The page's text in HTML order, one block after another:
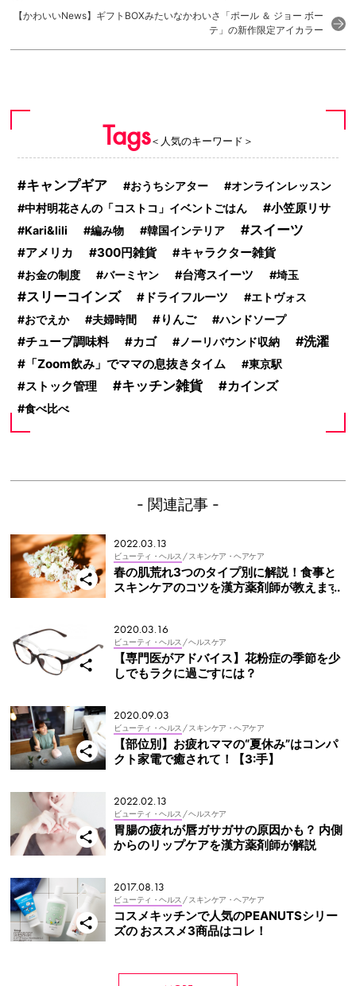
【かわいいNews】ギフトBOXみたいなかわいさ「ポール ＆ ジョー ボー
テ」の新作限定アイカラー
Tags＜人気のキーワード＞
キャンプギア おうちシアター
オンラインレッスン
中村明花さんの「コストコ」イベントごはん
小笠原リサ
Kari&lili 編み物 韓国インテリア スイーツ
アメリカ 300円雑貨 キャラクター雑貨
お金の制度 バーミヤン 台湾スイーツ 埼玉
スリーコインズ ドライフルーツ
エトヴォス
おでえか
夫婦時間 りんご ハンドソープ
チューブ調味料 カゴ ノーリバウンド収納 洗濯
「Zoom飲み」でママの息抜きタイム 東京駅
ストック管理 キッチン雑貨 カインズ
食べ比べ
- 関連記事 -
2022.03.13
ビューティ・ヘルス / スキンケア・ヘアケア
春の肌荒れ3つのタイプ別に解説！食事と
スキンケアのコツを漢方薬剤師が教えます
2020.03.16
ビューティ・ヘルス / ヘルスケア
【専門医がアドバイス】花粉症の季節を少
しでもラクに過ごすには？
2020.09.03
ビューティ・ヘルス / スキンケア・ヘアケア
【部位別】お疲れママの“夏休み”はコンパ
クト家電で癒されて！【3:手】
2022.02.13
ビューティ・ヘルス / ヘルスケア
胃腸の疲れが唇ガサガサの原因かも？ 内側
からのリップケアを漢方薬剤師が解説
2017.08.13
ビューティ・ヘルス / スキンケア・ヘアケア
コスメキッチンで人気のPEANUTSシリー
ズの おススメ3商品はコレ！